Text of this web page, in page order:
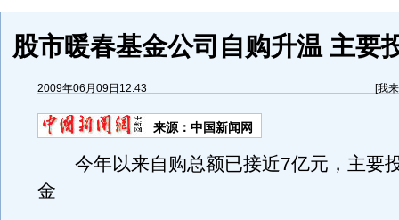
股市暖春基金公司自购升温 主要
2009年06月09日12:43 [我
来源： 中国新闻网
今年以来自购总额已接近7亿元，主要
金